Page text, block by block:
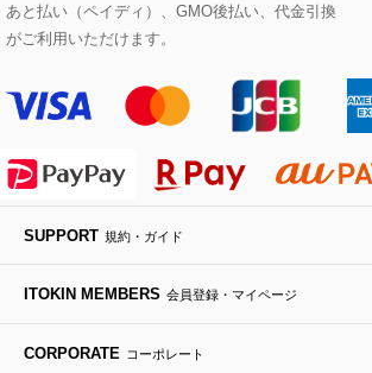
Maison de CINQ
MK MICHEL KLEIN BAG
HIROKO KOSHINO
セットアップワンピース
ステンカラーコート
ライダースジャケット
デニムジャケット
ダウンジャケット・コート
ヘアアクセサリー
ハンカチ・バンダナ
手袋
チャーム・ストラップ
ブローチ・コサージュ
ボストンバッグ
バックパック・リュック
ボディバッグ・メッセンジャーバッグ
トラベルバッグ
スニーカー
フラットシューズ
ローファー
ドレスシューズ
ローズ
カサブランカ・カラー
ラナンキュラス
ポプリアレンジ＆フレグランス
あと払い（ペイディ）、GMO後払い、代金引換
がご利用いただけます。
SUPPORT 規約・ガイド
ITOKIN MEMBERS 会員登録・マイページ
CORPORATE コーポレート